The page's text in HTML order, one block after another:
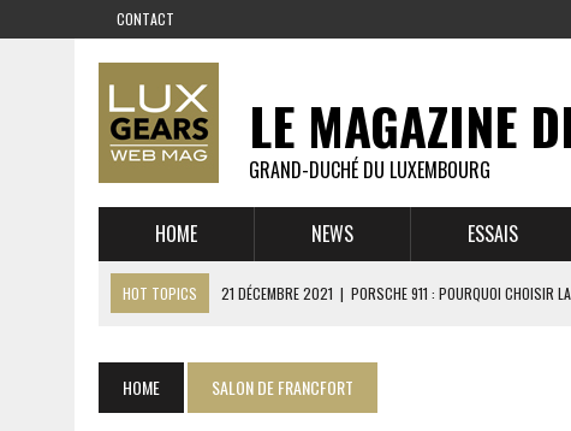
CONTACT
LE MAGAZINE
GRAND-DUCHÉ DU LUXEMBOURG
HOME NEWS ESSAIS
HOT TOPICS 21 DÉCEMBRE 2021 | PORSCHE 911 : POURQUOI CHOISIR
1 JUIN 2021 | GROUPE 3 : ALPINE A110 1600 S VS PORSCHE 911 2,7 RS
HOME SALON DE FRANCFORT